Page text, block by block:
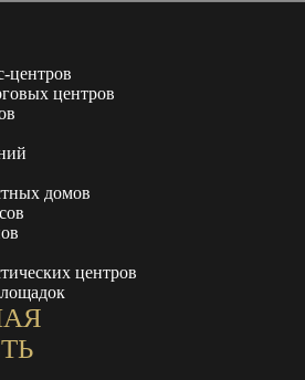
центров
центров
домов
центров